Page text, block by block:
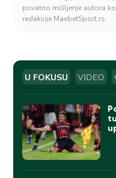
privatno mišljenje autora
redakcije MaxbetSport.rs.
U FOKUSU VIDEO